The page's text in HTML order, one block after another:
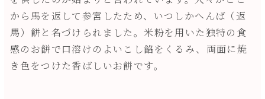
から馬を返して参宮したため、いつしかへんば（返
馬）餅と名づけられました。米粉を用いた独特の食
感のお餅で口溶けのよいこし餡をくるみ、両面に焼
き色をつけた香ばしいお餅です。